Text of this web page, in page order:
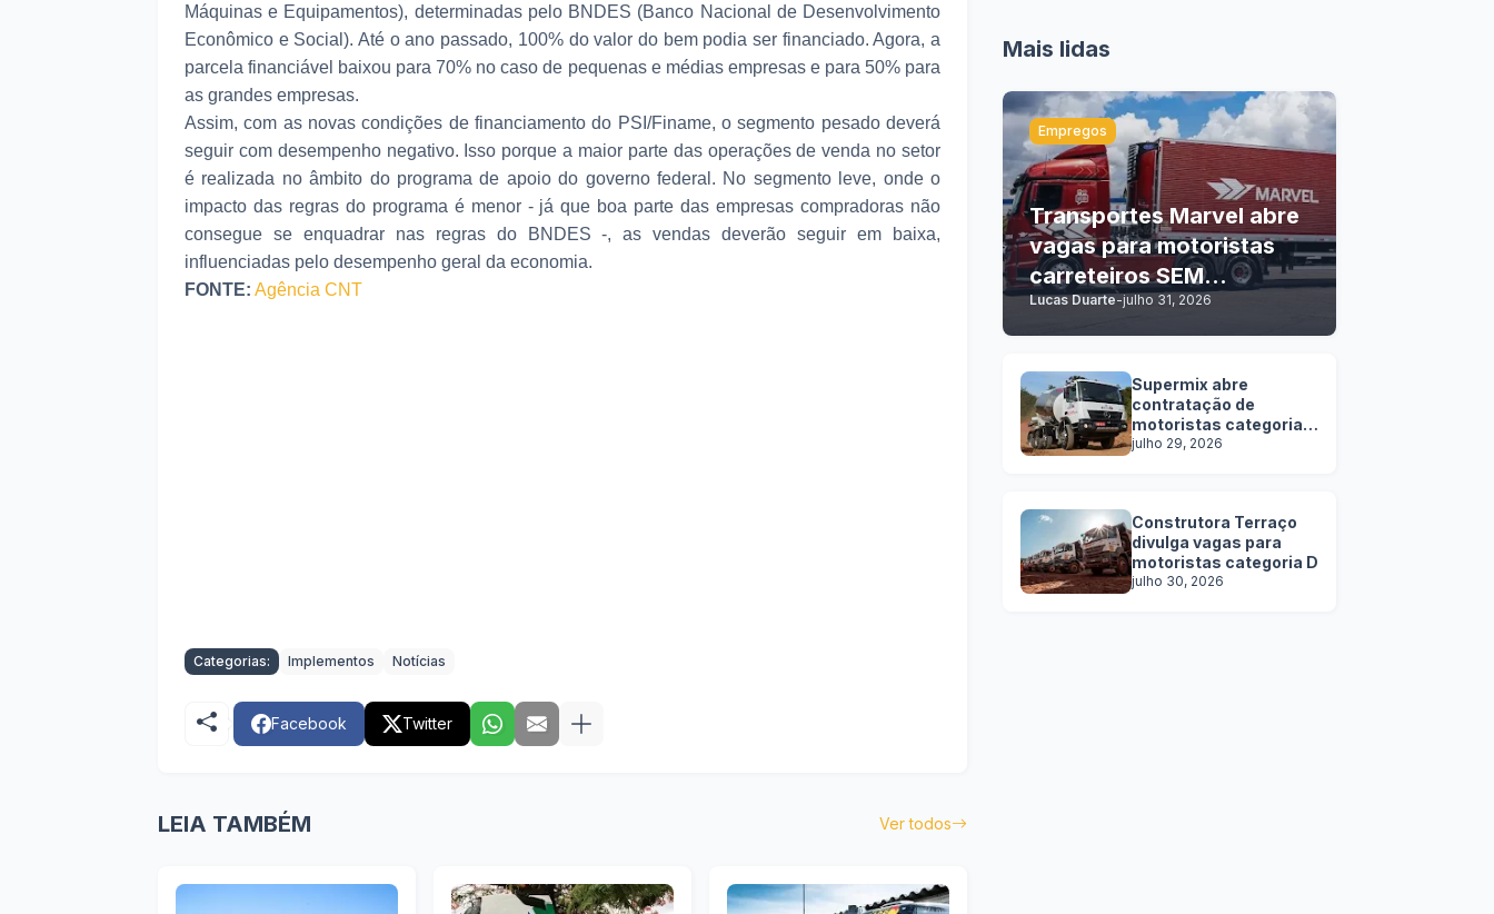
Máquinas e Equipamentos), determinadas pelo BNDES (Banco Nacional de Desenvolvimento
Econômico e Social). Até o ano passado, 100% do valor do bem podia ser financiado. Agora, a
parcela financiável baixou para 70% no caso de pequenas e médias empresas e para 50% para
as grandes empresas.
Assim, com as novas condições de financiamento do PSI/Finame, o segmento pesado deverá
seguir com desempenho negativo. Isso porque a maior parte das operações de venda no setor
é realizada no âmbito do programa de apoio do governo federal. No segmento leve, onde o
impacto das regras do programa é menor - já que boa parte das empresas compradoras não
consegue se enquadrar nas regras do BNDES -, as vendas deverão seguir em baixa,
influenciadas pelo desempenho geral da economia.
FONTE: Agência CNT
Categorias: Implementos Notícias
Facebook Twitter
LEIA TAMBÉM Ver todos
Mais lidas
Empregos
Transportes Marvel abre
vagas para motoristas
carreteiros SEM
EXPERIÊNCIA
Lucas Duarte-julho 31, 2026
Supermix abre
contratação de
motoristas categoria
C, D e E
julho 29, 2026
Construtora Terraço
divulga vagas para
motoristas categoria D
julho 30, 2026